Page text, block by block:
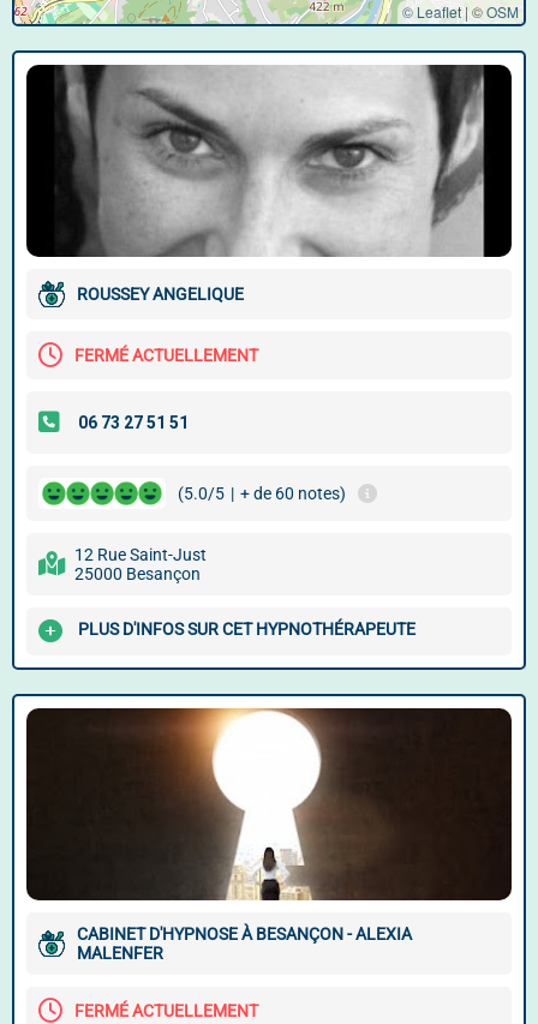
© Leaflet|©OSM
ROUSSEY ANGELIQUE
FERMÉ ACTUELLEMENT
(5.0/5 | + de 60 notes)
12 Rue Saint-Just
25000 Besançon
PLUS D'INFOS SUR CET HYPNOTHÉRAPEUTE
CABINET D'HYPNOSE À BESANÇON - ALEXIA
MALENFER
FERMÉ ACTUELLEMENT